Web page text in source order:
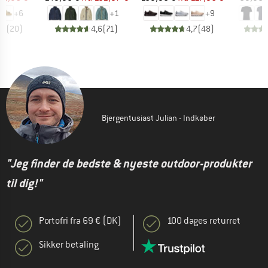
+6
(20)
+1
4,6(71)
+9
4,7(48)
Bjergentusiast Julian - Indkøber
"Jeg finder de bedste & nyeste outdoor-produkter
til dig!"
Portofri fra 69 € (DK)
Sikker betaling
100 dages returret